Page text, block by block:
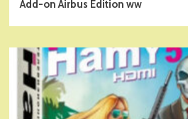
Add-on Airbus Edition ww